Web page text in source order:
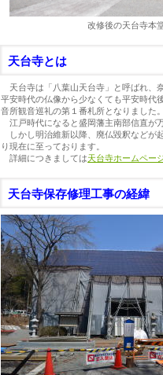
改修後の天台寺
天台寺とは
天台寺は「八葉山天台寺」と呼ばれ、
平安時代の仏像から少なくても平安時代
音所観音巡礼の第１番札所となりました。
江戸時代になると盛岡藩主南部信直が
しかし明治維新以降、廃仏毀釈などが
り現在に至っております。
詳細につきましては天台寺ホームペー
天台寺保存修理工事の経緯